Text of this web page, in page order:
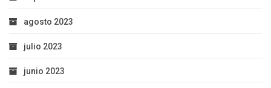
agosto 2023
julio 2023
junio 2023